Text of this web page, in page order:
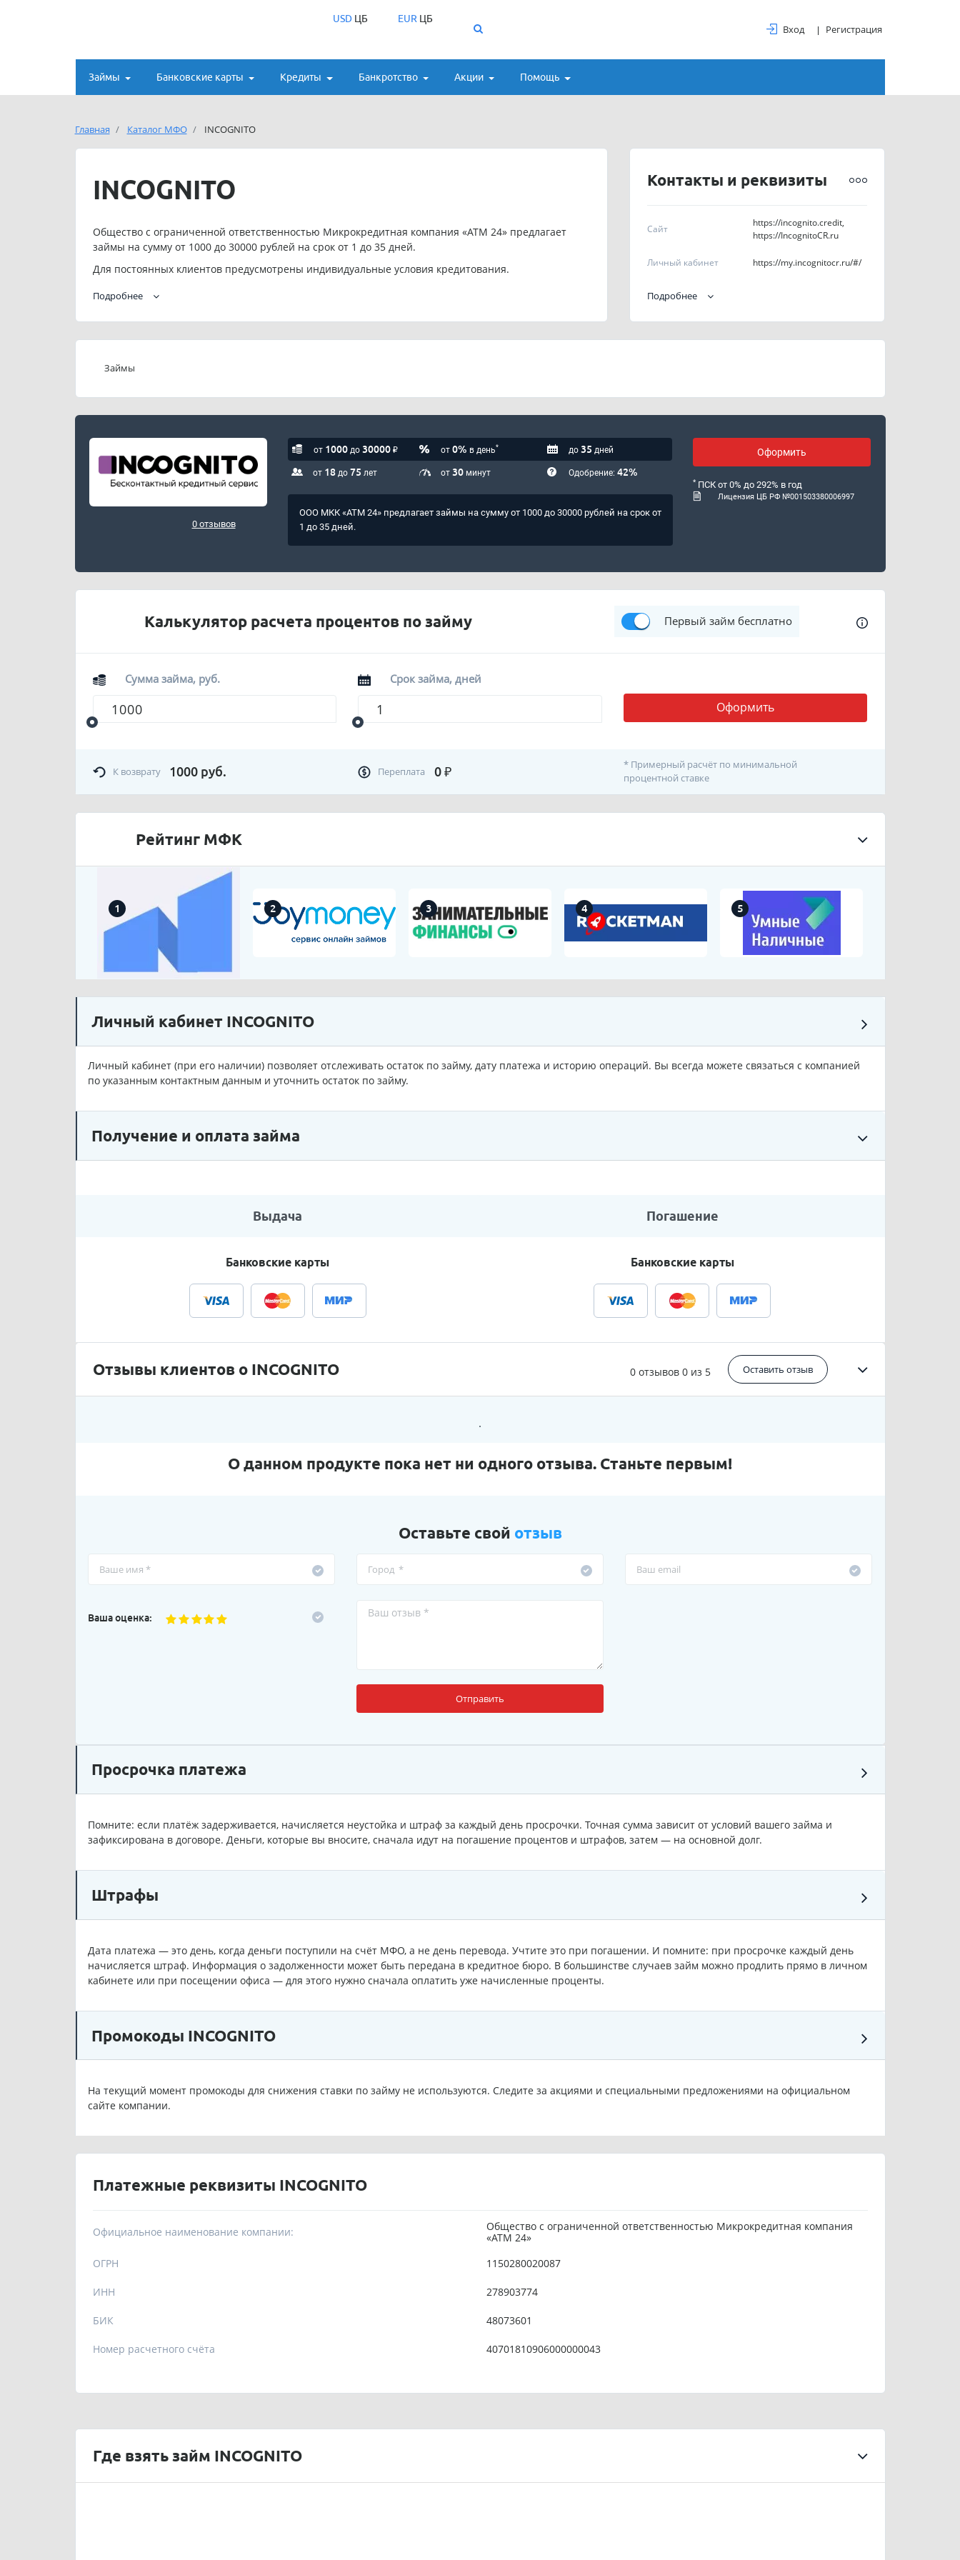
USDЦБ EUR ЦБ
Вход Регистрация
Займы Банковские карты Кредиты Банкротство Акции Помощь
Главная Каталог МФО INCOGNITO
Контакты и реквизиты
Сайт
https://incognito.credit,
https://IncognitoCR.ru
Личный кабинет https://my.incognitocr.ru/#/
Телефоны
Подробнее
INCOGNITO
Общество с ограниченной ответственностью Микрокредитная компания «АТМ 24» предлагает
займы на сумму от 1000 до 30000 рублей на срок от 1 до 35 дней.
Для постоянных клиентов предусмотрены индивидуальные условия кредитования.
Телефон службы поддержки ООО МКК «АТМ 24»: 83472008854, 83472009954.
Подробнее
Займы
0 отзывов
от 1000 до 30000 ₽ от 0% в день* до 35 дней
от 18 до 75 лет от 30 минут Одобрение: 42%
ООО МКК «АТМ 24» предлагает займы на сумму от 1000 до 30000 рублей на срок от
1 до 35 дней.
Оформить
* ПСК от 0% до 292% в год
Лицензия ЦБ РФ №001503380006997
Калькулятор расчета процентов по займу Первый займ бесплатно
Сумма займа, руб. Срок займа, дней
Оформить
К возврату 1000 руб. Переплата 0₽
* Примерный расчёт по минимальной
процентной ставке
Рейтинг МФК
1 2 3 4 5
Личный кабинет INCOGNITO
Личный кабинет (при его наличии) позволяет отслеживать остаток по займу, дату платежа и историю операций. Вы всегда можете связаться с компанией
по указанным контактным данным и уточнить остаток по займу.
Получение и оплата займа
Выдача Погашение
Банковские карты Банковские карты
Отзывы клиентов о INCOGNITO 0 отзывов 0 из 5 Оставить отзыв
О данном продукте пока нет ни одного отзыва. Станьте первым!
Оставьте свой отзыв
Ваша оценка:
Отправить
Просрочка платежа
Помните: если платёж задерживается, начисляется неустойка и штраф за каждый день просрочки. Точная сумма зависит от условий вашего займа и
зафиксирована в договоре. Деньги, которые вы вносите, сначала идут на погашение процентов и штрафов, затем — на основной долг.
Штрафы
Дата платежа — это день, когда деньги поступили на счёт МФО, а не день перевода. Учтите это при погашении. И помните: при просрочке каждый день
начисляется штраф. Информация о задолженности может быть передана в кредитное бюро. В большинстве случаев займ можно продлить прямо в личном
кабинете или при посещении офиса — для этого нужно сначала оплатить уже начисленные проценты.
Промокоды INCOGNITO
На текущий момент промокоды для снижения ставки по займу не используются. Следите за акциями и специальными предложениями на официальном
сайте компании.
Платежные реквизиты INCOGNITO
Официальное наименование компании:
Общество с ограниченной ответственностью Микрокредитная компания
«АТМ 24»
ОГРН
1150280020087
ИНН 278903774
БИК 48073601
Номер расчетного счёта 40701810906000000043
Где взять займ INCOGNITO